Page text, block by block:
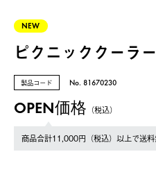
NEW
ピクニッククーラ
製品コード No. 81670230
OPEN価格 （税込）
商品合計11,000円（税込）以上で送